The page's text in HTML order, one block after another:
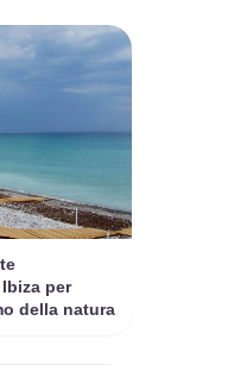
per
della natura